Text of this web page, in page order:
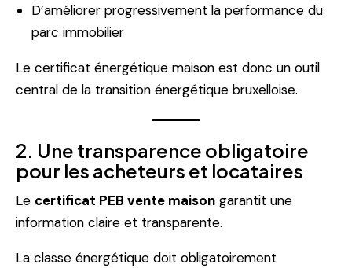
D’améliorer progressivement la performance du
parc immobilier
Le certificat énergétique maison est donc un outil
central de la transition énergétique bruxelloise.
2. Une transparence obligatoire
pour les acheteurs et locataires
Le certificat PEB vente maison garantit une
information claire et transparente.
La classe énergétique doit obligatoirement